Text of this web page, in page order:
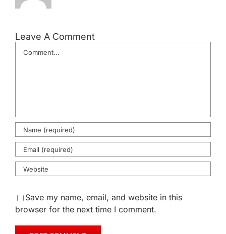
Leave A Comment
Comment
Save my name, email, and website in this
browser for the next time I comment.